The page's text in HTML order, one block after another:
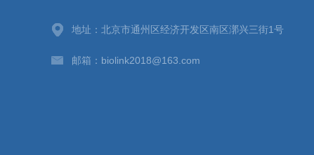
地址：北京市通州区经济开发区南区漷兴三街1号
邮箱：biolink2018@163.com